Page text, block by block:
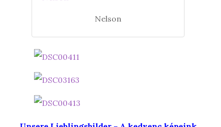
Nelson